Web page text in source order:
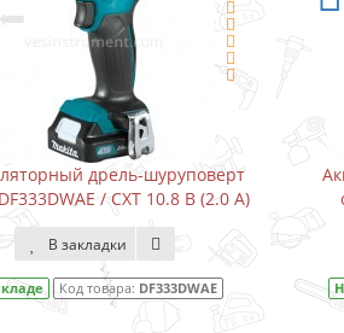
В (2.0 А)
Аккумуляторный
отвертка Makita
В закладки
На складе Код товара: